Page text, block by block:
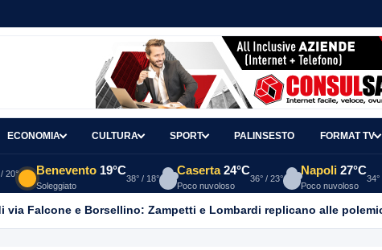
ECONOMIA CULTURA SPORT PALINSESTO FORMAT TV
20° Benevento 19°C
Soleggiato
38° / 18°
Caserta 24°C
Poco nuvoloso
36° / 23°
Napoli 27°C
Poco nuvoloso
34°
via Falcone e Borsellino: Zampetti e Lombardi replicano alle